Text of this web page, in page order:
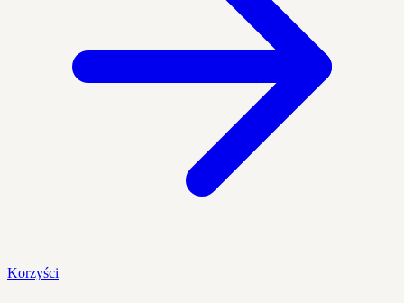
Korzyści